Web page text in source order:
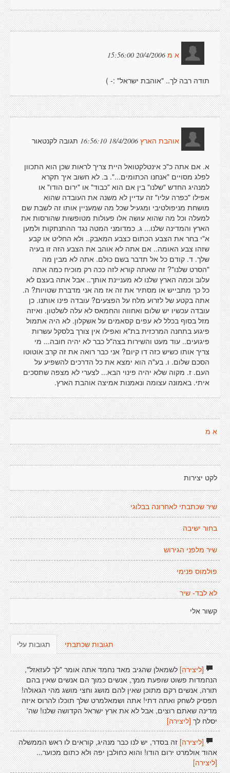
א מ 20/4/2006 15:56:00
תודה רבה לך.. "אוהבת ישראל" :- )
אוהבת הארץ 18/4/2006 16:56:10 תגובה לקנטאור
א. אם אתה כ"כ אינטלקטואל היית צריך לראות שכן הוא התכוון
לפלג מסויים "אנחנו הכתומים...". ב. לא חשוב איך תקרא
למנהיג החדש "שלנו" בין אם הוא "כבוד" או "ירום הודו" או
אפילו "כפרה עליו" זה עדיין לא משנה את העובדה שהוא
מושחת מניפולטיבי ומגעיל שכל מה שמעניין אותו זה לשבת שם
למעלה וכל מה שהוא עושה אלו פעולות מטופשות שהורסות את
הארץ והמדינה שלנו... ג. כמדומני המטה נגד ההתנתקות ולמען
א"י בחר את הצבע הכתום כצבע המאבק.. ולא החליט או קבע
שזהו צבע האומה.. אם אתה לא אוהב את הצבע הזה זו בעיה
שלך. ד. קודם כל אל תדבר בשם כולם. אתה לא מבין מה
"הסרט שלנו"? זה שאתה קורא לזה ככה רק מוכיח כמה אתה
עלוב וכמה הארץ שלנו לא מעניינת אותך.. אבל אתה בעצם לא
כל כך מתבייש או מסתיר את זה אז מה אני מדברת שטויות? ה.
אתה בקטע של לזרוע מלח על הפצעים? עובדה פינו אותנו. כן
עובדה עכשיו יש שלום ואחווה והחמאס לא עלה לשלטון. ואיזה
מזל בסוף בכלל לא עפים קסאמים על אשקלון. לא היה אתמול
פיגוע בתחנה המרכזית בת"א ואפילו אין צורך בלסקל עשרות
פיגועים.. עוד מעט והשירות בצה"ל כבר לא יהיה חובה... מי
צריך אותו כשיש כזה דו קיום? אני כבר רואה את זה קרב אוטוטו
הסכם שלום. ו. בע"ה הוא ימצא את כל הדרכים להשפיע על
העם. ז. מקוה שלא יהיה פינוי הבא... לצערי לא מצפה שתסכים
איתי. באמונה עצומה ונאמנות אמיצה אוהבת הארץ.
א מ
לקט יצירות
שיר שכתבתי לאחרונה בבלוגי
בחור ישיבה
שיר מלפני הגירוש
פולמוס פנימי
לא לבד- שיר
קשור אלי
תגובות עלי תגובות שכתבתי
[ליצירה]לשמאלן שהגיב מאד נחמד אתה אומר "לך לעזאזל",
הנחמדות פשוט שופעת ממך, אנשים כמוך הם אנשים שאין בהם
תורה, אנשים רקם מתוכן שאין להם מושג וחצי מושג מהי הגאולה!
תפסיק לשחק ואתה דתי! אתה ושמאלמרט שלך תוכלו להרוס איזה
מדינה שאתם רוצים, אבל לא את ארץ ישראל הקדושה שלנו! שה'
יסלח לך [ליצירה]
[ליצירה]זה בסדר, יש לנו כבר מנהיג, קוראים לו ראש הממשלה
אהוד אולמרט ירום הודו! והוא כחולבן יפה ולא כתום מכוער...
[ליצירה]